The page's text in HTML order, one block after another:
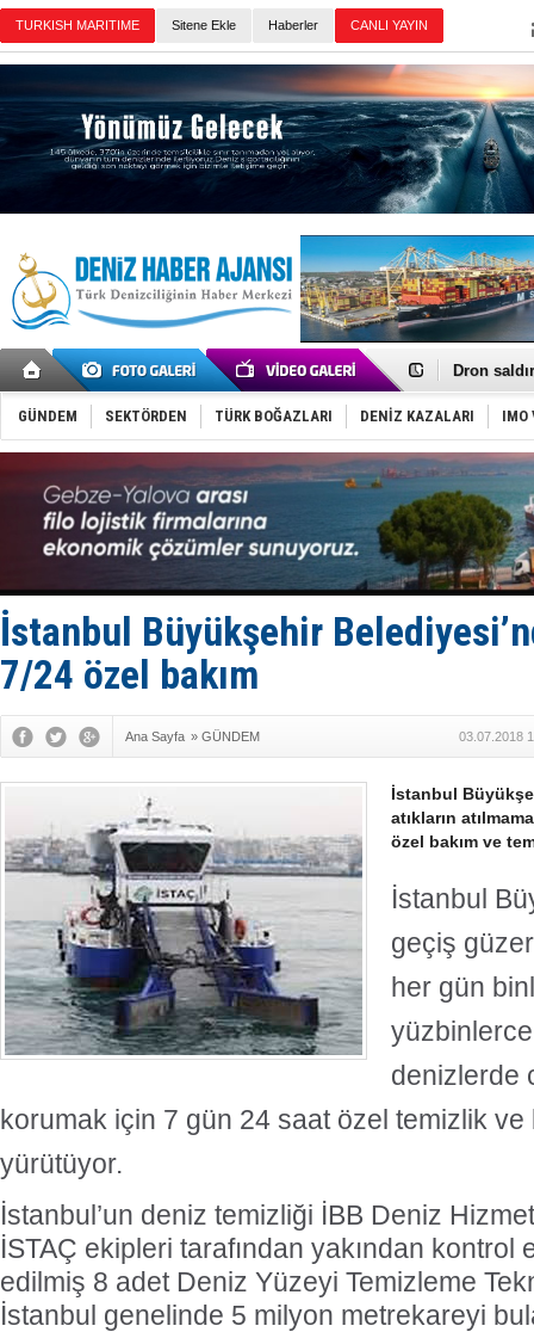
TURKISH MARITIME Sitene Ekle Haberler CANLI YAYIN
Gemi
Dron
'REGAL 1'
Gemide 5
Yakıt
Rus
Tatil
Rusya,
Enejota
Denizcilik
Taksi
GÜNDEM SEKTÖRDEN TÜRK BOĞAZLARI DENİZ KAZALARI IMO
İstanbul Büyükşehir
7/24 özel bakım
Ana Sayfa » GÜNDEM 03.07.2018
İstanbul
atıkların
özel bakım ve
İstanbul
geçiş
her gün
denizlerde
korumak için 7 gün 24 saat özel temizlik ve
yürütüyor.
İstanbul’un deniz temizliği İBB Deniz
İSTAÇ ekipleri tarafından yakından kontrol
edilmiş 8 adet Deniz Yüzeyi Temizleme
İstanbul genelinde 5 milyon metrekareyi